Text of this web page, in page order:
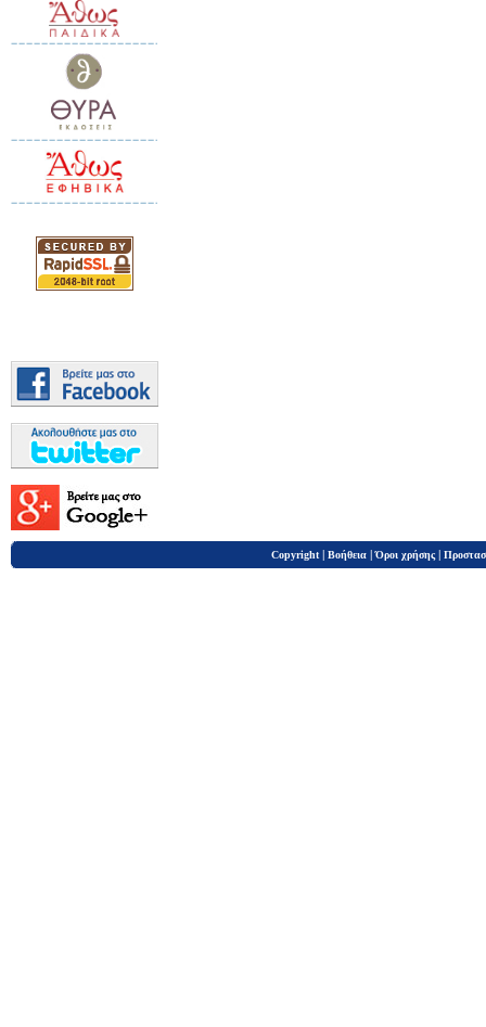
Copyright | Βοήθεια |Όροι χρήσης |